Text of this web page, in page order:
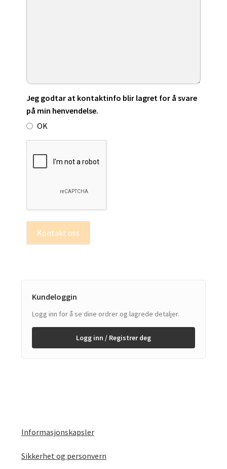
Jeg godtar at kontaktinfo blir lagret for å svare
på min henvendelse.
OK
Kontakt oss
Kundeloggin
Logg inn for å se dine ordrer og lagrede detaljer.
Logg inn / Registrer deg
Informasjonskapsler
Sikkerhet og personvern